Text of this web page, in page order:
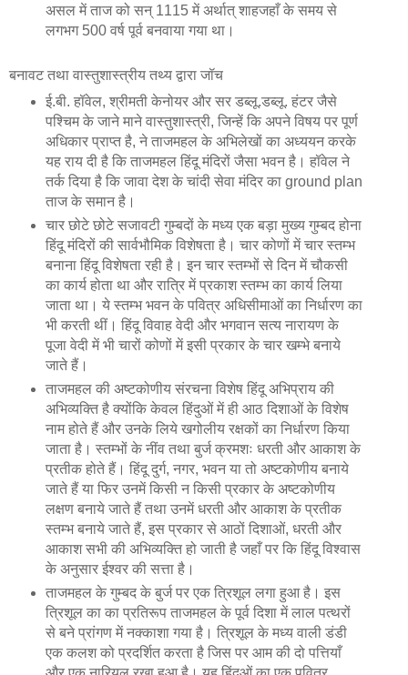
असल में ताज को सन् 1115 में अर्थात् शाहजहाँ के समय से
लगभग 500 वर्ष पूर्व बनवाया गया था।
बनावट तथा वास्तुशास्त्रीय तथ्य द्वारा जॉच
ई.बी. हॉवेल, श्रीमती केनोयर और सर डब्लू.डब्लू. हंटर जैसे
पश्चिम के जाने माने वास्तुशास्त्री, जिन्हें कि अपने विषय पर पूर्ण
अधिकार प्राप्त है, ने ताजमहल के अभिलेखों का अध्ययन करके
यह राय दी है कि ताजमहल हिंदू मंदिरों जैसा भवन है। हॉवेल ने
तर्क दिया है कि जावा देश के चांदी सेवा मंदिर का ground plan
ताज के समान है।
चार छोटे छोटे सजावटी गुम्बदों के मध्य एक बड़ा मुख्य गुम्बद होना
हिंदू मंदिरों की सार्वभौमिक विशेषता है। चार कोणों में चार स्तम्भ
बनाना हिंदू विशेषता रही है। इन चार स्तम्भों से दिन में चौकसी
का कार्य होता था और रात्रि में प्रकाश स्तम्भ का कार्य लिया
जाता था। ये स्तम्भ भवन के पवित्र अधिसीमाओं का निर्धारण का
भी करती थीं। हिंदू विवाह वेदी और भगवान सत्य नारायण के
पूजा वेदी में भी चारों कोणों में इसी प्रकार के चार खम्भे बनाये
जाते हैं।
ताजमहल की अष्टकोणीय संरचना विशेष हिंदू अभिप्राय की
अभिव्यक्ति है क्योंकि केवल हिंदुओं में ही आठ दिशाओं के विशेष
नाम होते हैं और उनके लिये खगोलीय रक्षकों का निर्धारण किया
जाता है। स्तम्भों के नींव तथा बुर्ज क्रमशः धरती और आकाश के
प्रतीक होते हैं। हिंदू दुर्ग, नगर, भवन या तो अष्टकोणीय बनाये
जाते हैं या फिर उनमें किसी न किसी प्रकार के अष्टकोणीय
लक्षण बनाये जाते हैं तथा उनमें धरती और आकाश के प्रतीक
स्तम्भ बनाये जाते हैं, इस प्रकार से आठों दिशाओं, धरती और
आकाश सभी की अभिव्यक्ति हो जाती है जहाँ पर कि हिंदू विश्वास
के अनुसार ईश्वर की सत्ता है।
ताजमहल के गुम्बद के बुर्ज पर एक त्रिशूल लगा हुआ है। इस
त्रिशूल का का प्रतिरूप ताजमहल के पूर्व दिशा में लाल पत्थरों
से बने प्रांगण में नक्काशा गया है। त्रिशूल के मध्य वाली डंडी
एक कलश को प्रदर्शित करता है जिस पर आम की दो पत्तियाँ